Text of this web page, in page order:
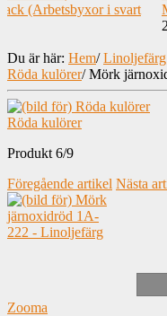
(Arbetsbyxor i svart
Du är här: Hem/ Linoljefärg
Röda kulörer/Mörk
Röda kulörer
Produkt 6/9
Föregående artikel Nästa
Zooma